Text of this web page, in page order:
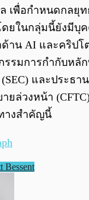
เพื่อกำหนดกลยุ
ดยในกลุ่มนี้ยังมีบุ
ด้าน AI และคริป
รมการกำกับหลั
และประธ
ล่วงหน้า
างสำคัญนี้
Bessent